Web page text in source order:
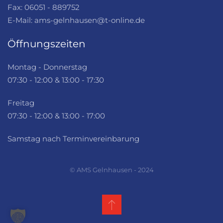
Fax: 06051 - 889752
E-Mail: ams-gelnhausen@t-online.de
Öffnungszeiten
Montag - Donnerstag
07:30 - 12:00 & 13:00 - 17:30
Freitag
07:30 - 12:00 & 13:00 - 17:00
Samstag nach Terminvereinbarung
© AMS Gelnhausen - 2024